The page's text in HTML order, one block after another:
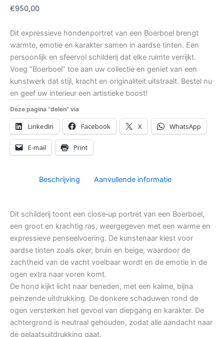
€950,00
Dit expressieve hondenportret van een Boerboel brengt
warmte, emotie en karakter samen in aardse tinten. Een
persoonlijk en sfeervol schilderij dat elke ruimte verrijkt.
Voeg “Boerboel” toe aan uw collectie en geniet van een
kunstwerk dat stijl, kracht en originaliteit uitstraalt. Bestel nu
en geef uw interieur een artistieke boost!
Deze pagina "delen" via
LinkedIn Facebook X WhatsApp
E-mail Print
Beschrijving Aanvullende informatie
Dit schilderij toont een close‑up portret van een Boerboel,
een groot en krachtig ras, weergegeven met een warme en
expressieve penseelvoering. De kunstenaar kiest voor
aardse tinten zoals oker, bruin en beige, waardoor de
zachtheid van de vacht voelbaar wordt en de emotie in de
ogen extra naar voren komt.
De hond kijkt licht naar beneden, met een kalme, bijna
peinzende uitdrukking. De donkere schaduwen rond de
ogen versterken het gevoel van diepgang en karakter. De
achtergrond is neutraal gehouden, zodat alle aandacht naar
de gelaatsuitdrukking gaat.